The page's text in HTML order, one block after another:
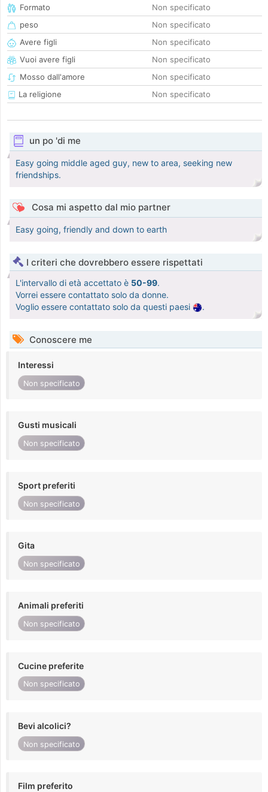
Formato
Non specificato
peso
Non specificato
Avere figli
Non specificato
Vuoi avere figli
Non specificato
Mosso dall'amore
Non specificato
La religione
Non specificato
un po 'di me
Easy going middle aged guy, new to area, seeking new
friendships.
Cosa mi aspetto dal mio partner
Easy going, friendly and down to earth
I criteri che dovrebbero essere rispettati
L'intervallo di età accettato è 50-99.
Vorrei essere contattato solo da donne.
Voglio essere contattato solo da questi paesi
.
Conoscere me
Interessi
Non specificato
Gusti musicali
Non specificato
Sport preferiti
Non specificato
Gita
Non specificato
Animali preferiti
Non specificato
Cucine preferite
Non specificato
Bevi alcolici?
Non specificato
Film preferito